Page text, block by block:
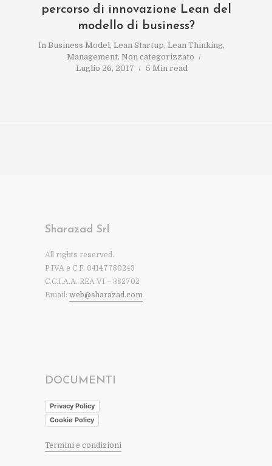
percorso di innovazione Lean del
modello di business?
In Business Model, Lean Startup, Lean Thinking,
Management, Non categorizzato
Luglio 26, 2017
5 Min read
Sharazad Srl
All rights reserved.
P.IVA e C.F. 04147780243
C.C.I.A.A. REA VI – 382702
Email: web@sharazad.com
DOCUMENTI
Privacy Policy
Cookie Policy
Termini e condizioni